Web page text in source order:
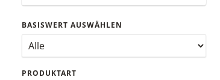
BASISWERT AUSWÄHLEN
PRODUKTART